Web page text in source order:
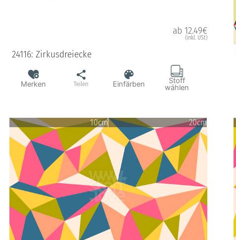
ab 12.49€
(inkl. USt)
24116: Zirkusdreiecke
Merken Teilen Einfärben Stoff
wählen
10cm 20cm